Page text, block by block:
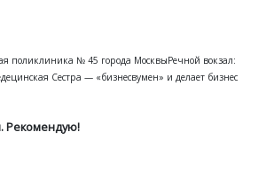
поликлиника № 45 города МосквыРечной вокзал:
Сестра — «бизнесвумен» и делает бизнес
Рекомендую!